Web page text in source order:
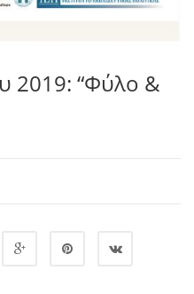
2019: “Φύλο &